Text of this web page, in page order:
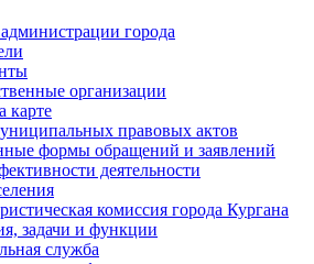
города
организации
карте
правовых актов
формы обращений и заявлений
деятельности
комиссия города Кургана
задачи и функции
служба